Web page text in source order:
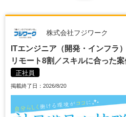
株式会社フジワーク
ITエンジニア（開発・インフラ
リモート8割／スキルに合った
正社員
掲載終了日：2026/8/20